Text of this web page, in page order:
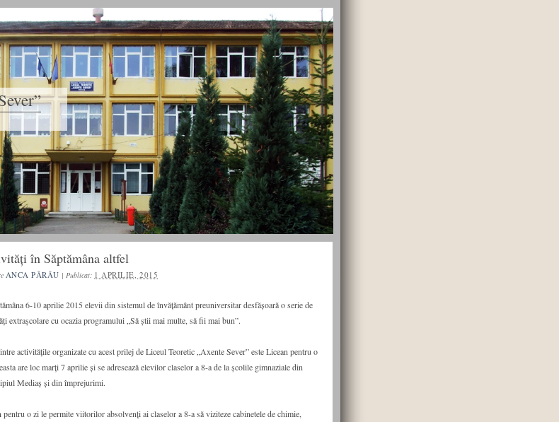
în Săptămâna altfel
ANCA PĂRĂU | Publicat: 1 APRILIE, 2015
6-10 aprilie 2015 elevii din sistemul de învăţământ preuniversitar desfăşoară o serie de
extraşcolare cu ocazia programului „Să ştii mai multe, să fii mai bun”.
activităţile organizate cu acest prilej de Liceul Teoretic „Axente Sever” este Licean pentru o
are loc marţi 7 aprilie şi se adresează elevilor claselor a 8-a de la şcolile gimnaziale din
Mediaş şi din împrejurimi.
pentru o zi le permite viitorilor absolvenţi ai claselor a 8-a să viziteze cabinetele de chimie,